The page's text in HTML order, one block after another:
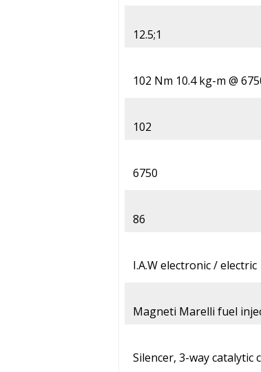
12.5;1
102 Nm 10.4 kg-m @
102
6750
86
I.A.W electronic / electric
Magneti Marelli fuel
Silencer, 3-way